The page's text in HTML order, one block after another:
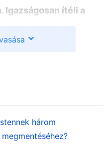
Igazságosan ítéli a
is találhatunk: „
és elvégzi az
Az Úr Jézus
Én beszédeimet, de
nem ítélem el azt;
három